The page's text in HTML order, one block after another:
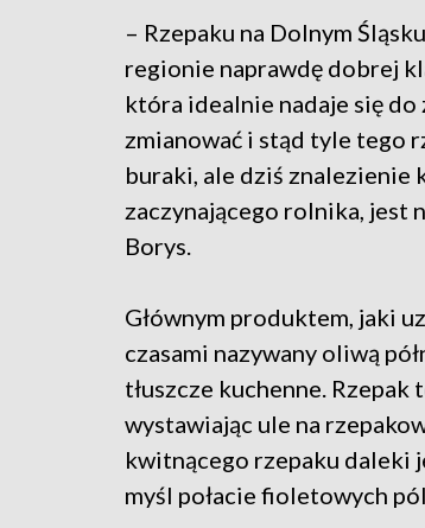
– Rzepaku na Dolnym
regionie naprawdę dobrej
która idealnie nadaje się do
zmianować i stąd tyle tego
buraki, ale dziś
zaczynającego rolnika, jest
Borys.
Głównym produktem, jaki
czasami nazywany oliwą
tłuszcze kuchenne.
wystawiając ule na
kwitnącego rzepaku daleki
myśl połacie fioletowych